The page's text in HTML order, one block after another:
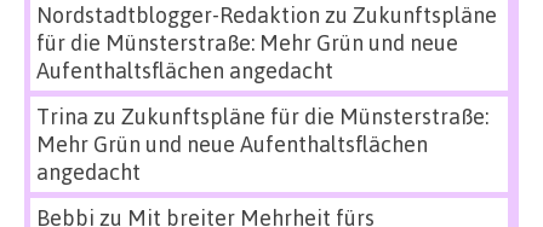
Nordstadtblogger-Redaktion zu Zukunftspläne
für die Münsterstraße: Mehr Grün und neue
Aufenthaltsflächen angedacht
Trina zu Zukunftspläne für die Münsterstraße:
Mehr Grün und neue Aufenthaltsflächen
angedacht
Bebbi zu Mit breiter Mehrheit fürs